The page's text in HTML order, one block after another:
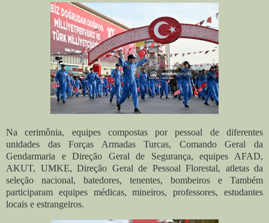
Na cerimônia, equipes compostas por pessoal de diferentes
unidades das Forças Armadas Turcas, Comando Geral da
Gendarmaria e Direção Geral de Segurança, equipes AFAD,
AKUT, UMKE, Direção Geral de Pessoal Florestal, atletas da
seleção nacional, batedores, tenentes, bombeiros e Também
participaram equipes médicas, mineiros, professores, estudantes
locais e estrangeiros.